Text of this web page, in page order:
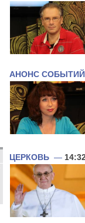
АНОНС СОБЫТИЙ
ЦЕРКОВЬ —